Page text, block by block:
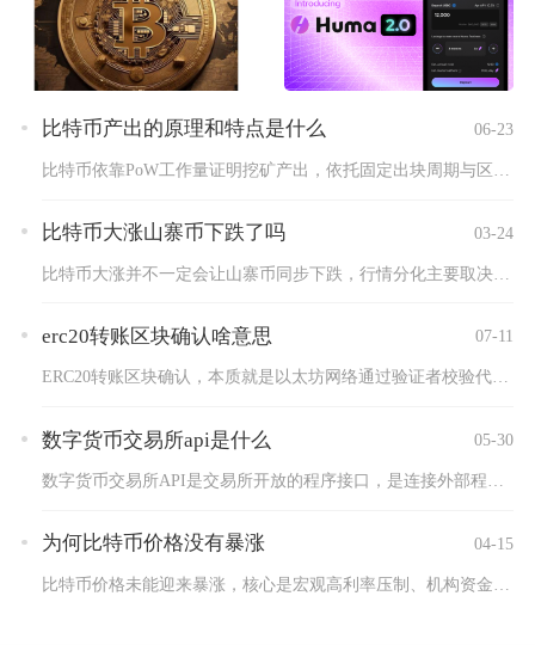
比特币产出的原理和特点是什么 06-23
比特币大涨山寨币下跌了吗 03-24
比特币大涨并不一定会让山寨币同步下跌，行情分化主要取决于市场...
erc20转账区块确认啥意思 07-11
ERC20转账区块确认，本质就是以太坊网络通过验证者校验代币...
数字货币交易所api是什么 05-30
为何比特币价格没有暴涨 04-15